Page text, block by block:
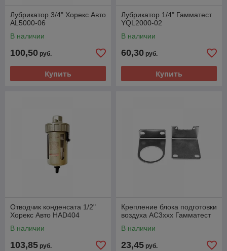
Лубрикатор 3/4" Хорекс Авто
AL5000-06
В наличии
100,50 руб.
Купить
Лубрикатор 1/4" Гамматест
YQL2000-02
В наличии
60,30 руб.
Купить
Отводчик конденсата 1/2"
Хорекс Авто HAD404
В наличии
103,85 руб.
Крепление блока подготовки
воздуха АС3ххх Гамматест
В наличии
23,45 руб.